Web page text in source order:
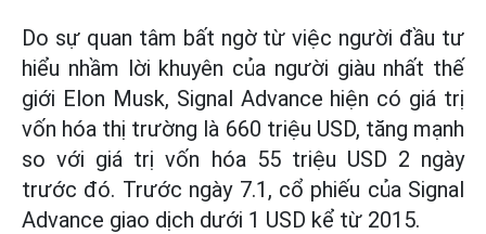
Do sự quan tâm bất ngờ từ việc người đầu tư
hiểu nhầm lời khuyên của người giàu nhất thế
giới Elon Musk, Signal Advance hiện có giá trị
vốn hóa thị trường là 660 triệu USD, tăng mạnh
so với giá trị vốn hóa 55 triệu USD 2 ngày
trước đó. Trước ngày 7.1, cổ phiếu của Signal
Advance giao dịch dưới 1 USD kể từ 2015.